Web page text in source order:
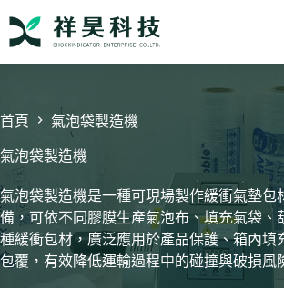
容
首頁 氣泡袋製造機
氣泡袋製造機
氣泡袋製造機是一種可現場製作緩衝氣墊包
備，可依不同膠膜生產氣泡布、填充氣袋、
種緩衝包材，廣泛應用於產品保護、箱內填
包覆，有效降低運輸過程中的碰撞與破損風